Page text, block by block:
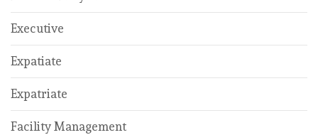
Executive
Expatiate
Expatriate
Facility Management